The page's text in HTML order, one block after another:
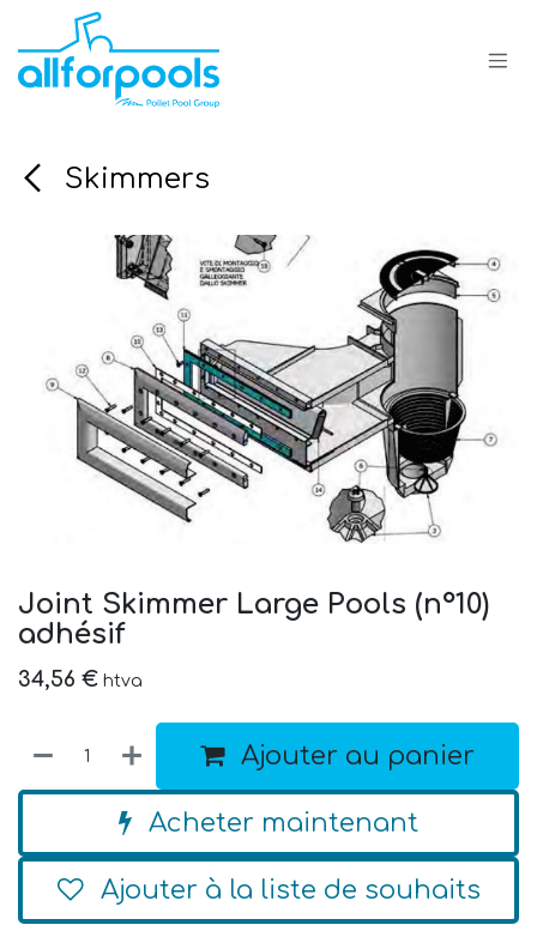
Se rendre au contenu
Skimmers
Joint Skimmer Large Pools (n°10)
adhésif
34,56 € htva
Ajouter au panier
Acheter maintenant
Ajouter à la liste de souhaits